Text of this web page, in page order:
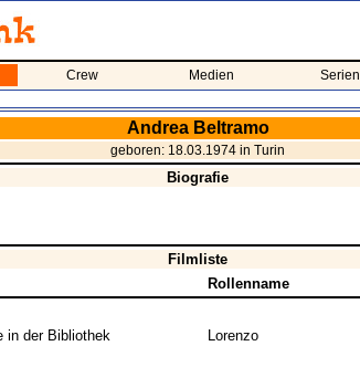
Crew Medien Serien
Andrea Beltramo
geboren: 18.03.1974 in Turin
Biografie
Filmliste
Rollenname
in der Bibliothek Lorenzo